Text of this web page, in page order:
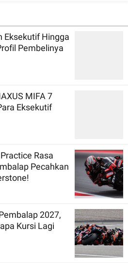
Eksekutif Hingga
Pembelinya
MIFA 7
Eksekutif
Rasa
Pecahkan
2027,
Kursi Lagi